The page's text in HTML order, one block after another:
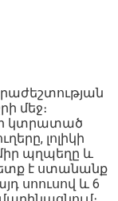
մեջ։
կտրատած
լոլիկի
պղպեղը և
է ստանանք
սոուսով և 6